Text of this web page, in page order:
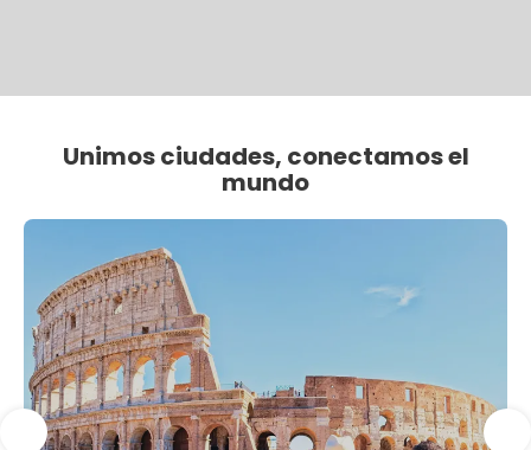
Unimos ciudades, conectamos el
mundo